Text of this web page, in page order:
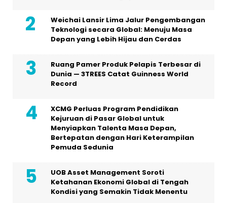
Weichai Lansir Lima Jalur Pengembangan
Teknologi secara Global: Menuju Masa
Depan yang Lebih Hijau dan Cerdas
Ruang Pamer Produk Pelapis Terbesar di
Dunia — 3TREES Catat Guinness World
Record
XCMG Perluas Program Pendidikan
Kejuruan di Pasar Global untuk
Menyiapkan Talenta Masa Depan,
Bertepatan dengan Hari Keterampilan
Pemuda Sedunia
UOB Asset Management Soroti
Ketahanan Ekonomi Global di Tengah
Kondisi yang Semakin Tidak Menentu